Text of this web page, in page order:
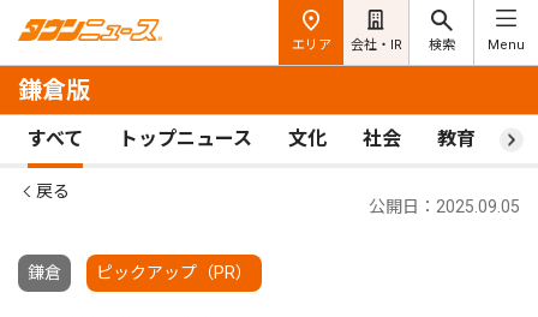
エリア 会社・IR 検索 Menu
鎌倉版
すべて トップニュース 文化 社会 教育 ス
戻る
鎌倉 ピックアップ（PR）
公開日：2025.09.05